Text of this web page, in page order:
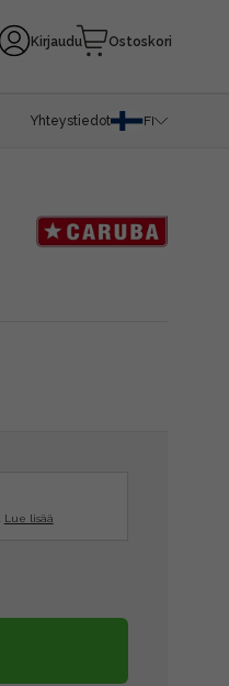
Kirjaudu Ostoskori
Yhteystiedot FI
Lue lisää